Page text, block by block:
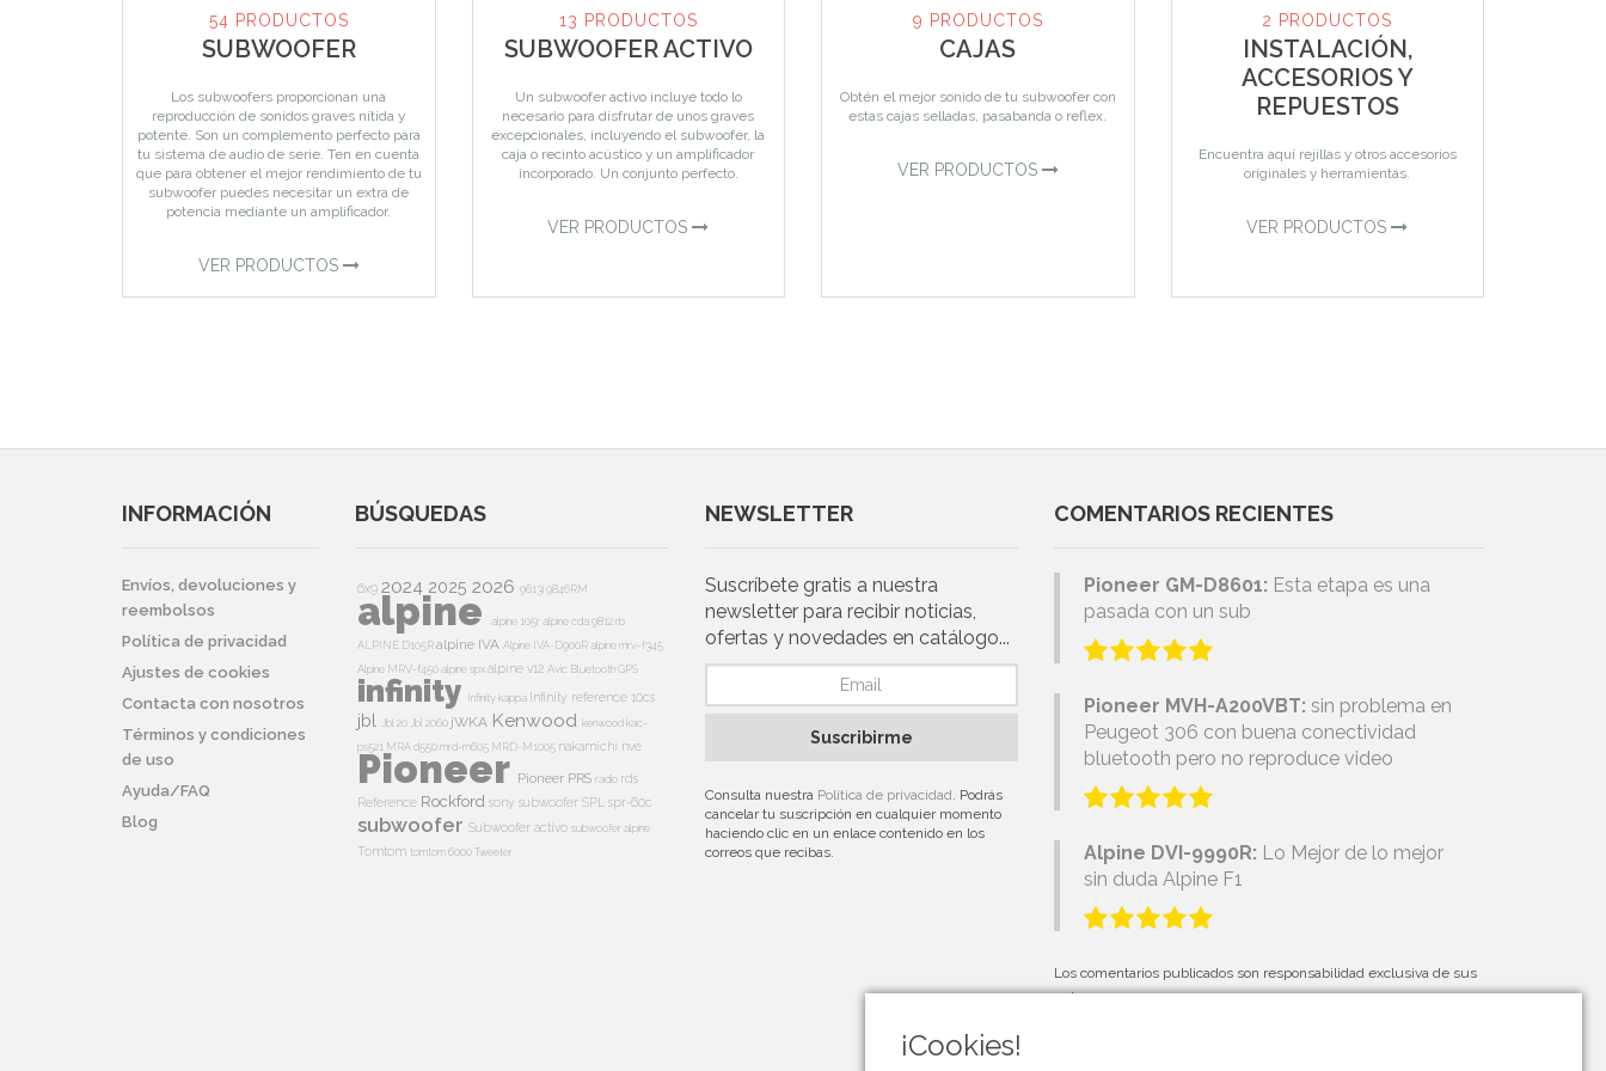
54 PRODUCTOS
SUBWOOFER
Los subwoofers proporcionan una
reproducción de sonidos graves nítida y
potente. Son un complemento perfecto para
tu sistema de audio de serie. Ten en cuenta
que para obtener el mejor rendimiento de tu
subwoofer puedes necesitar un extra de
potencia mediante un amplificador.
VER PRODUCTOS
13 PRODUCTOS
SUBWOOFER ACTIVO
Un subwoofer activo incluye todo lo
necesario para disfrutar de unos graves
excepcionales, incluyendo el subwoofer, la
caja o recinto acústico y un amplificador
incorporado. Un conjunto perfecto.
VER PRODUCTOS
9 PRODUCTOS
CAJAS
Obtén el mejor sonido de tu subwoofer con
estas cajas selladas, pasabanda o reflex.
VER PRODUCTOS
2 PRODUCTOS
INSTALACIÓN,
ACCESORIOS Y
REPUESTOS
Encuentra aquí rejillas y otros accesorios
originales y herramientas.
VER PRODUCTOS
INFORMACIÓN
Envíos, devoluciones y
reembolsos
Política de privacidad
Ajustes de cookies
Contacta con nosotros
Términos y condiciones
de uso
Ayuda/FAQ
Blog
BÚSQUEDAS
6x9 2024 2025 2026 9613i9846RM
alpine alpine 105r alpine cda 9812 rb
ALPINE D105Ralpine IVA Alpine IVA-D900Ralpine mrv-f345
Alpine MRV-f450alpine spxalpine v12 Avic BluetoothGPS
infinity Infinity kappa Infinity reference 10cs
jbl Jbl 20 Jbl 2060 jWKA Kenwood kenwood kac-
ps521 MRA d550mrd-m605 MRD-M1005 nakamichi nve
Pioneer Pioneer PRS radio rds
Reference Rockford sony subwoofer SPL spr-60c
subwoofer Subwoofer activo subwoofer alpine
Tomtom tomtom 6000Tweeter
NEWSLETTER
Suscríbete gratis a nuestra
newsletter para recibir noticias,
ofertas y novedades en catálogo...
Suscribirme
Consulta nuestra Política de privacidad. Podrás
cancelar tu suscripción en cualquier momento
haciendo clic en un enlace contenido en los
correos que recibas.
COMENTARIOS RECIENTES
Pioneer GM-D8601: Esta etapa es una
pasada con un sub
Pioneer MVH-A200VBT: sin problema en
Peugeot 306 con buena conectividad
bluetooth pero no reproduce video
Alpine DVI-9990R: Lo Mejor de lo mejor
sin duda Alpine F1
Los comentarios publicados son responsabilidad exclusiva de sus
autores.
¡Cookies!